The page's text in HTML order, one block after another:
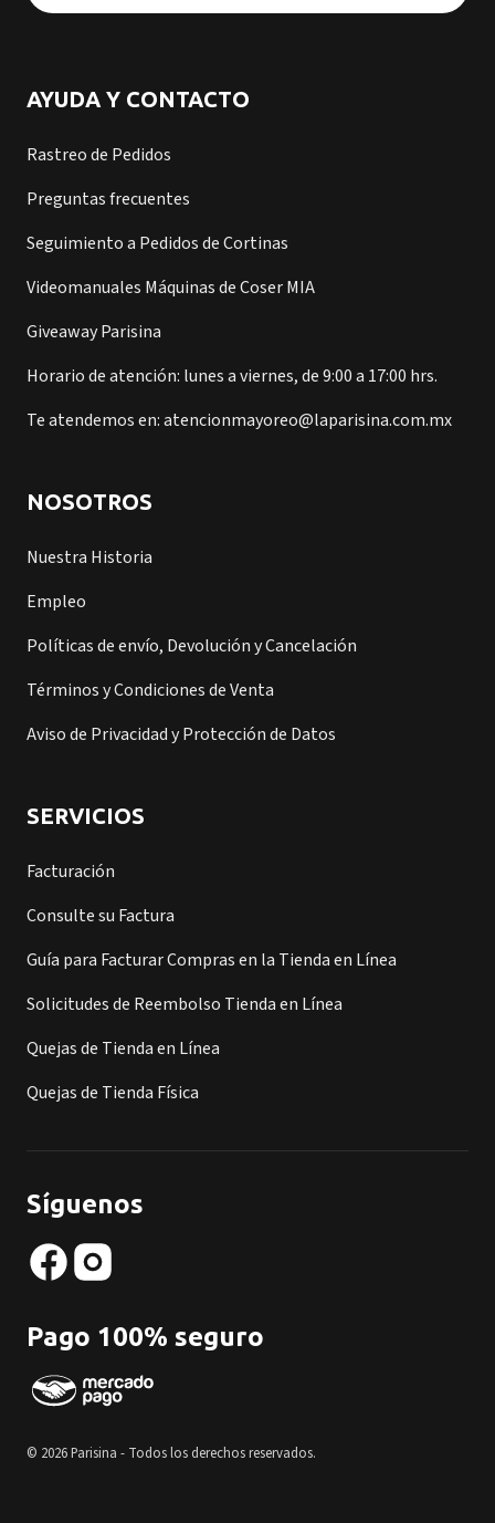
AYUDA Y CONTACTO
Rastreo de Pedidos
Preguntas frecuentes
Seguimiento a Pedidos de Cortinas
Videomanuales Máquinas de Coser MIA
Giveaway Parisina
Horario de atención: lunes a viernes, de 9:00 a 17:00 hrs.
Te atendemos en: atencionmayoreo@laparisina.com.mx
NOSOTROS
Nuestra Historia
Empleo
Políticas de envío, Devolución y Cancelación
Términos y Condiciones de Venta
Aviso de Privacidad y Protección de Datos
SERVICIOS
Facturación
Consulte su Factura
Guía para Facturar Compras en la Tienda en Línea
Solicitudes de Reembolso Tienda en Línea
Quejas de Tienda en Línea
Quejas de Tienda Física
Síguenos
Pago 100% seguro
© 2026 Parisina - Todos los derechos reservados.